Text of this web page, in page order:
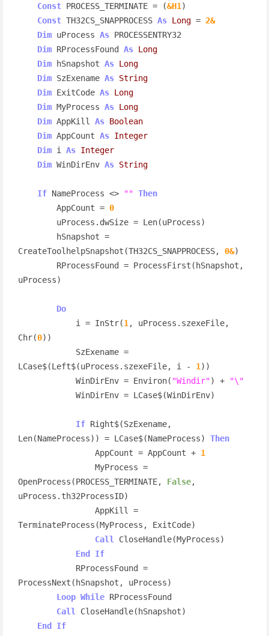
Const PROCESS_TERMINATE = (&H1 )
Const TH32CS_SNAPPROCESS As Long = 2&
Dim uProcess As PROCESSENTRY32
Dim RProcessFound As Long
Dim hSnapshot As Long
Dim SzExename As String
Dim ExitCode As Long
Dim MyProcess As Long
Dim AppKill As Boolean
Dim AppCount As Integer
Dim i As Integer
Dim WinDirEnv As String
If NameProcess <> "" Then
        AppCount =
0
CreateToolhelpSnapshot(TH32CS_SNAPPROCESS, 0&)
uProcess)
Do
            i = InStr(
1 , uProcess.szexeFile,
Chr(0))
LCase$(Left$(uProcess.szexeFile, i - 1 ))
            WinDirEnv = Environ(
"Windir") +
"\"
If Right$(SzExename,
Len(NameProcess)) = LCase$(NameProcess) Then
                AppCount = AppCount +
1
OpenProcess(PROCESS_TERMINATE, False,
uProcess.th32ProcessID)
TerminateProcess(MyProcess, ExitCode)
Call
CloseHandle(MyProcess)
End If
ProcessNext(hSnapshot, uProcess)
Loop While RProcessFound
Call
CloseHandle(hSnapshot)
End If